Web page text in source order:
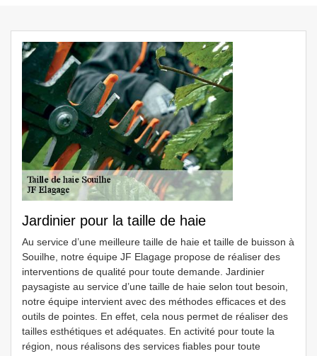
Jardinier pour la taille de haie
Au service d’une meilleure taille de haie et taille de buisson à
Souilhe, notre équipe JF Elagage propose de réaliser des
interventions de qualité pour toute demande. Jardinier
paysagiste au service d’une taille de haie selon tout besoin,
notre équipe intervient avec des méthodes efficaces et des
outils de pointes. En effet, cela nous permet de réaliser des
tailles esthétiques et adéquates. En activité pour toute la
région, nous réalisons des services fiables pour toute